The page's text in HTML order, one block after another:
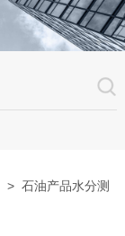
>石油产品水分测